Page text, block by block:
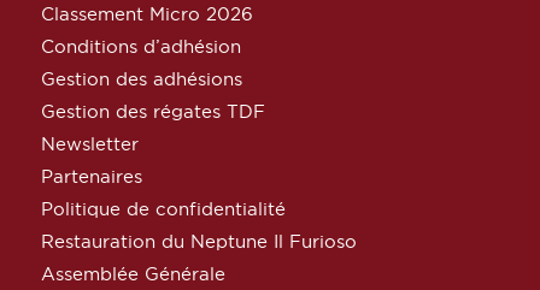
Classement Micro 2026
Conditions d’adhésion
Gestion des adhésions
Gestion des régates TDF
Newsletter
Partenaires
Politique de confidentialité
Restauration du Neptune Il Furioso
Assemblée Générale